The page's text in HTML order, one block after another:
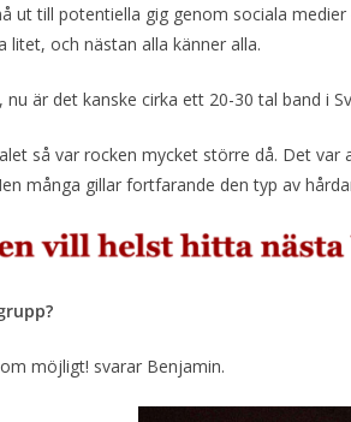
ut till potentiella gig genom sociala
litet, och nästan alla känner alla.
är det kanske cirka ett 20-30 tal band i
så var rocken mycket större då. Det var
många gillar fortfarande den typ av
möjligt! svarar Benjamin.